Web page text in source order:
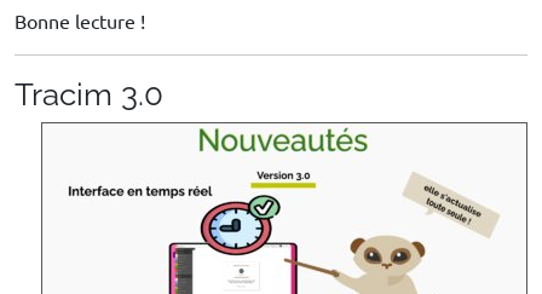
Bonne lecture !
Tracim 3.0